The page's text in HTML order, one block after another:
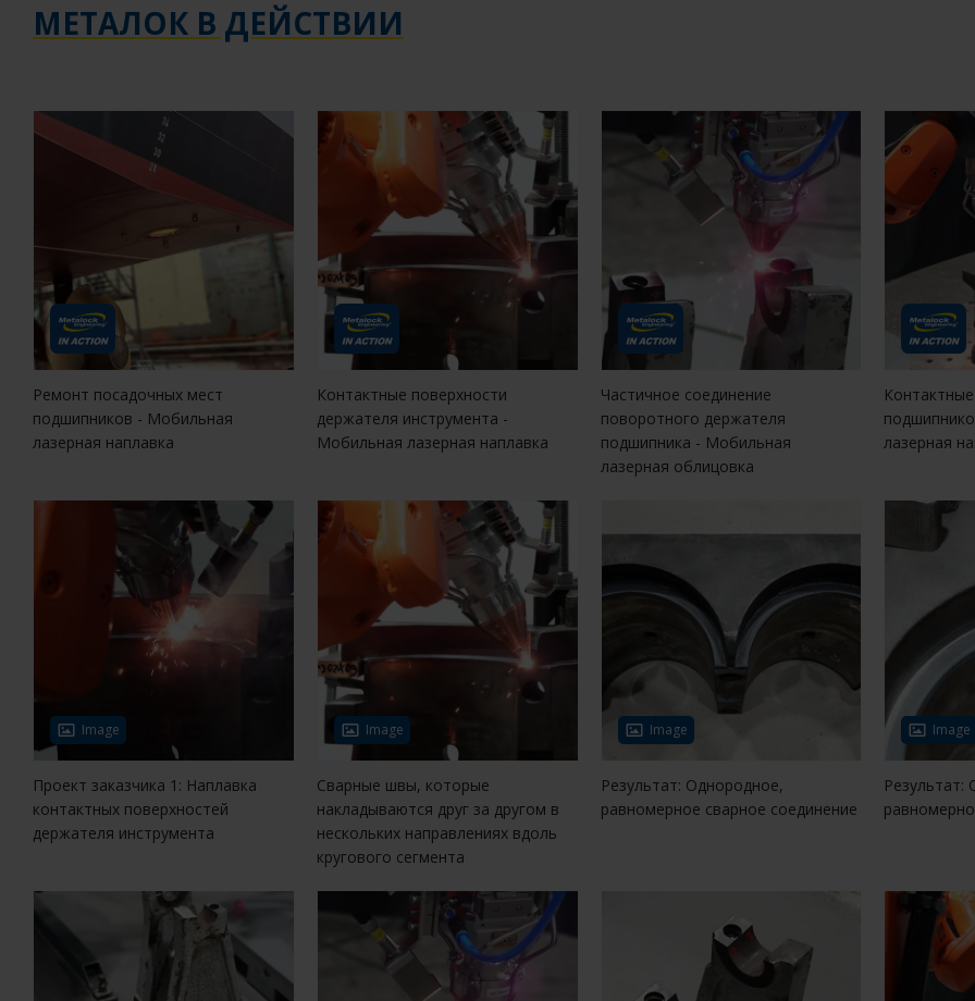
МЕТАЛОК В ДЕЙСТВИИ
Контактные поверхности
держателя инструмента -
Мобильная лазерная наплавка
Частичное соединение
поворотного держателя
подшипника - Мобильная
лазерная облицовка
лазерная
Ремонт посадочных мест
подшипников - Мобильная
лазерная наплавка
Image
Проект заказчика 1: Наплавка
контактных поверхностей
держателя инструмента
Image
Сварные швы, которые
накладываются друг за другом в
нескольких направлениях вдоль
кругового сегмента
Image
Результат: Однородное,
равномерное сварное соединение
Image
Результат: